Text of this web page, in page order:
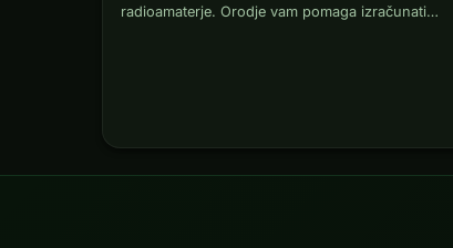
radioamaterje. Orodje vam pomaga izračunati